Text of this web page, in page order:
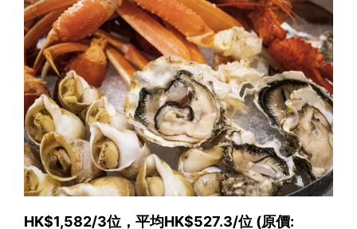
HK$1,582/3位，平均HK$527.3/位 (原價: